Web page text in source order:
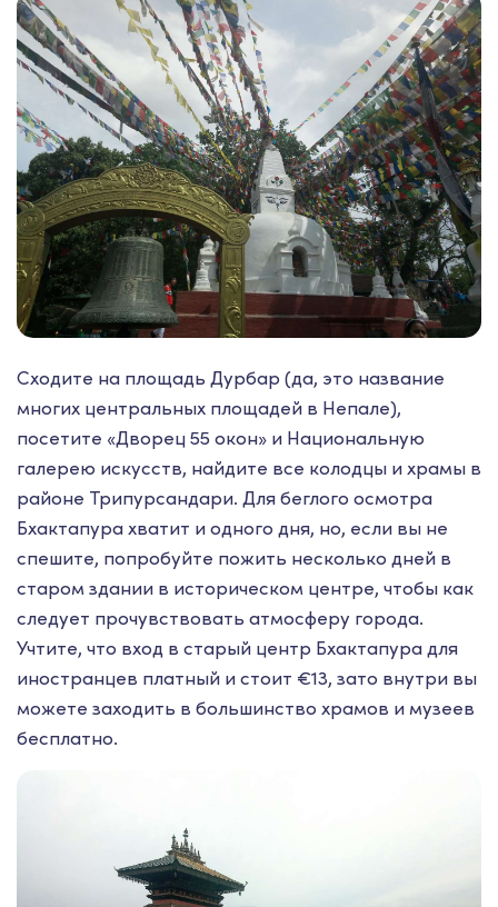
Сходите на площадь Дурбар (да, это название
многих центральных площадей в Непале),
посетите «Дворец 55 окон» и Национальную
галерею искусств, найдите все колодцы и храмы в
районе Трипурсандари. Для беглого осмотра
Бхактапура хватит и одного дня, но, если вы не
спешите, попробуйте пожить несколько дней в
старом здании в историческом центре, чтобы как
следует прочувствовать атмосферу города.
Учтите, что вход в старый центр Бхактапура для
иностранцев платный и стоит €13, зато внутри вы
можете заходить в большинство храмов и музеев
бесплатно.